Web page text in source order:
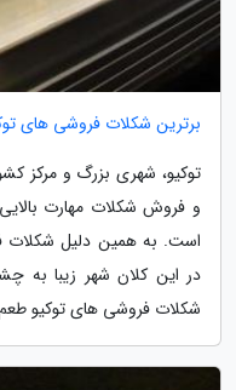
برترین شکلات فروشی های
توکیو، شهری بزرگ و مرکز
و فروش شکلات مهارت
است. به همین دلیل
در این کلان شهر زیبا به
شکلات فروشی های توکیو